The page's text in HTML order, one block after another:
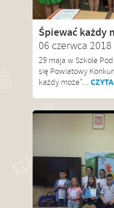
Śpiewać każdy
06 czerwca 2018
29 maja w Szkole
się Powiatowy
każdy może”....